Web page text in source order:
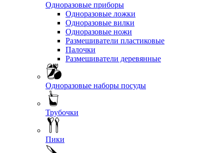
Одноразовые приборы
Одноразовые ложки
Одноразовые вилки
Одноразовые ножи
Размешиватели пластиковые
Палочки
Размешиватели деревянные
Одноразовые наборы посуды
Трубочки
Пики